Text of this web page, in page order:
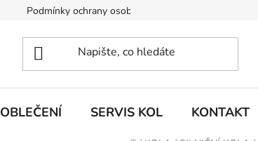
Podmínky ochrany osobních údajů
OBLEČENÍ SERVIS KOL KONTAKT